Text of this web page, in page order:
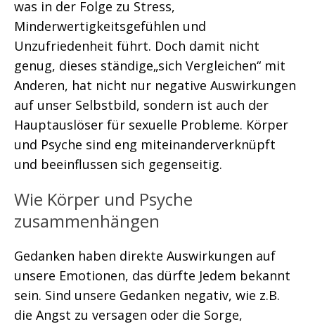
was in der Folge zu Stress,
Minderwertigkeitsgefühlen und
Unzufriedenheit führt. Doch damit nicht
genug, dieses ständige„sich Vergleichen“ mit
Anderen, hat nicht nur negative Auswirkungen
auf unser Selbstbild, sondern ist auch der
Hauptauslöser für sexuelle Probleme. Körper
und Psyche sind eng miteinanderverknüpft
und beeinflussen sich gegenseitig.
Wie Körper und Psyche
zusammenhängen
Gedanken haben direkte Auswirkungen auf
unsere Emotionen, das dürfte Jedem bekannt
sein. Sind unsere Gedanken negativ, wie z.B.
die Angst zu versagen oder die Sorge,